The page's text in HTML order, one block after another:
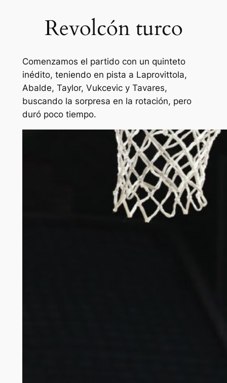
Revolcón turco
Comenzamos el partido con un quinteto
inédito, teniendo en pista a Laprovittola,
Abalde, Taylor, Vukcevic y Tavares,
buscando la sorpresa en la rotación, pero
duró poco tiempo.